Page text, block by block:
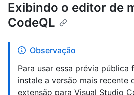
Exibindo o editor de
CodeQL
Observação
Para usar essa prévia pública
instale a versão mais recente
extensão para Visual Studio